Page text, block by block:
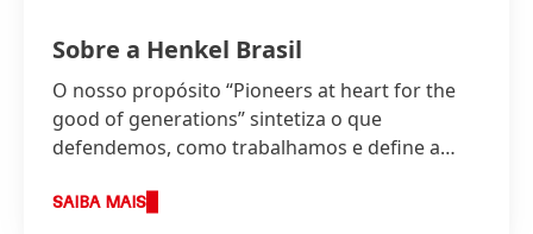
Sobre a Henkel Brasil
O nosso propósito “Pioneers at heart for the
good of generations” sintetiza o que
defendemos, como trabalhamos e define a
SAIBA MAIS